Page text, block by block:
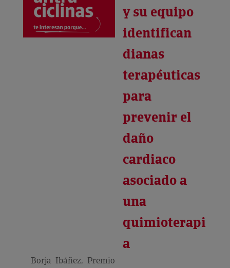
y su equipo
identifican
dianas
terapéuticas
para
prevenir el
daño
cardiaco
asociado a
una
quimioterapi
a
Borja Ibáñez, Premio